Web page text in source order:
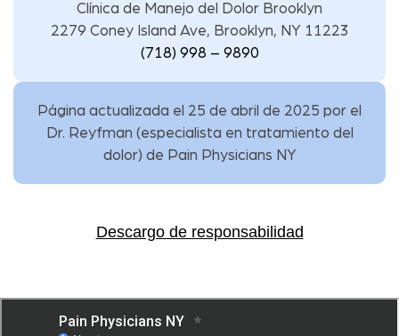
Clínica de Manejo del Dolor Brooklyn
2279 Coney Island Ave, Brooklyn, NY 11223
(718) 998 – 9890
Página actualizada el 25 de abril de 2025 por el
Dr. Reyfman (especialista en tratamiento del
dolor) de Pain Physicians NY
Descargo de responsabilidad